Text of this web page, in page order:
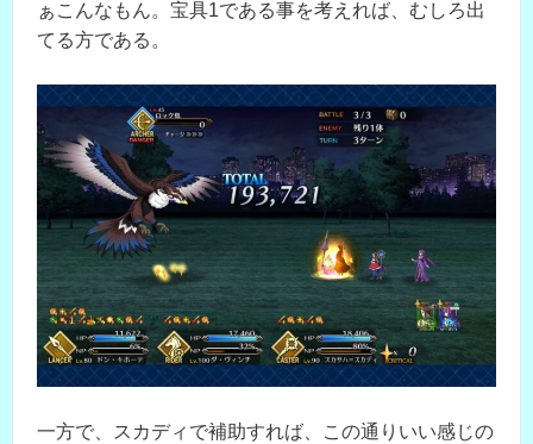
ぁこんなもん。宝具1である事を考えれば、むしろ出
てる方である。
一方で、スカディで補助すれば、この通りいい感じの